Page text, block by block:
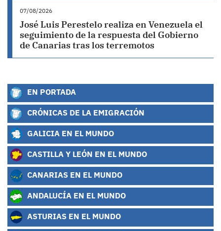
07/08/2026
José Luis Perestelo realiza en Venezuela el
seguimiento de la respuesta del Gobierno
de Canarias tras los terremotos
EN PORTADA
CRÓNICAS DE LA EMIGRACIÓN
GALICIA EN EL MUNDO
CASTILLA Y LEÓN EN EL MUNDO
CANARIAS EN EL MUNDO
ANDALUCÍA EN EL MUNDO
ASTURIAS EN EL MUNDO